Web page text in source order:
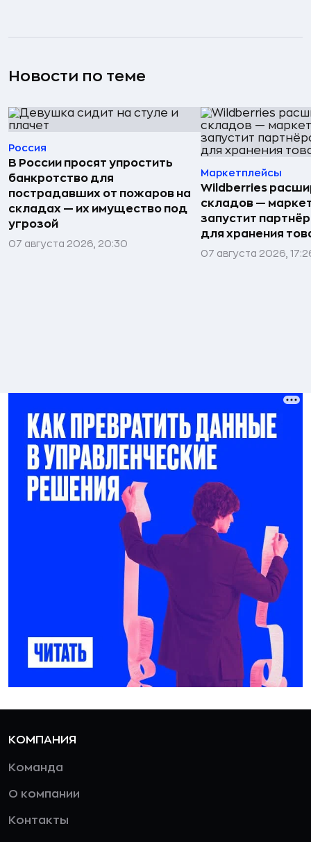
Новости по теме
Россия
В России просят упростить
банкротство для
пострадавших от пожаров на
складах — их имущество под
угрозой
07 августа 2026, 20:30
Маркетплейсы
Wildberries
складов —
запустит
для хранения
07 августа 2026,
КОМПАНИЯ
Команда
О компании
Контакты